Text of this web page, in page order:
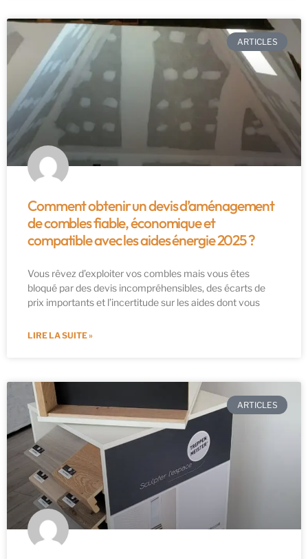
ARTICLES
Comment obtenir un devis d’aménagement
de combles fiable, économique et
compatible avec les aides énergie 2025 ?
Vous rêvez d’exploiter vos combles mais vous êtes
bloqué par des devis incompréhensibles, des écarts de
prix importants et l’incertitude sur les aides dont vous
LIRE LA SUITE »
ARTICLES